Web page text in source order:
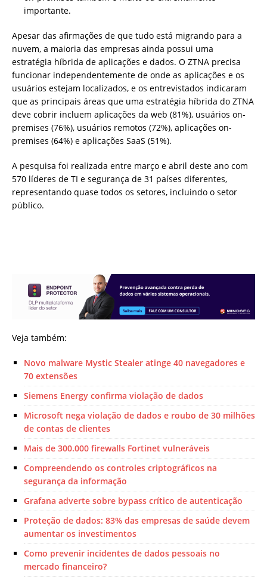
importante.
Apesar das afirmações de que tudo está migrando para a
nuvem, a maioria das empresas ainda possui uma
estratégia híbrida de aplicações e dados. O ZTNA precisa
funcionar independentemente de onde as aplicações e os
usuários estejam localizados, e os entrevistados indicaram
que as principais áreas que uma estratégia híbrida do ZTNA
deve cobrir incluem aplicações da web (81%), usuários on-
premises (76%), usuários remotos (72%), aplicações on-
premises (64%) e aplicações SaaS (51%).
A pesquisa foi realizada entre março e abril deste ano com
570 líderes de TI e segurança de 31 países diferentes,
representando quase todos os setores, incluindo o setor
público.
Veja também:
Novo malware Mystic Stealer atinge 40 navegadores e
70 extensões
Siemens Energy confirma violação de dados
Microsoft nega violação de dados e roubo de 30 milhões
de contas de clientes
Mais de 300.000 firewalls Fortinet vulneráveis
Compreendendo os controles criptográficos na
segurança da informação
Grafana adverte sobre bypass crítico de autenticação
Proteção de dados: 83% das empresas de saúde devem
aumentar os investimentos
Como prevenir incidentes de dados pessoais no
mercado financeiro?